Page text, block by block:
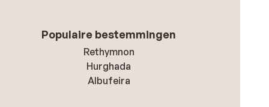
Populaire bestemmingen
Rethymnon
Hurghada
Albufeira